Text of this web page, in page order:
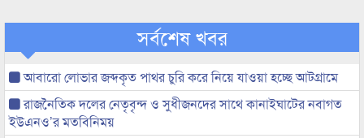
সর্বশেষ খবর
আবারো লোভার জব্দকৃত পাথর চুরি করে নিয়ে যাওয়া হচ্ছে আটগ্রামে
রাজনৈতিক দলের নেতৃবৃন্দ ও সুধীজনদের সাথে কানাইঘাটের নবাগত
ইউএনও’র মতবিনিময়